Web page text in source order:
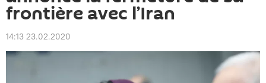
frontière avec l’Iran
14:13 23.02.2020